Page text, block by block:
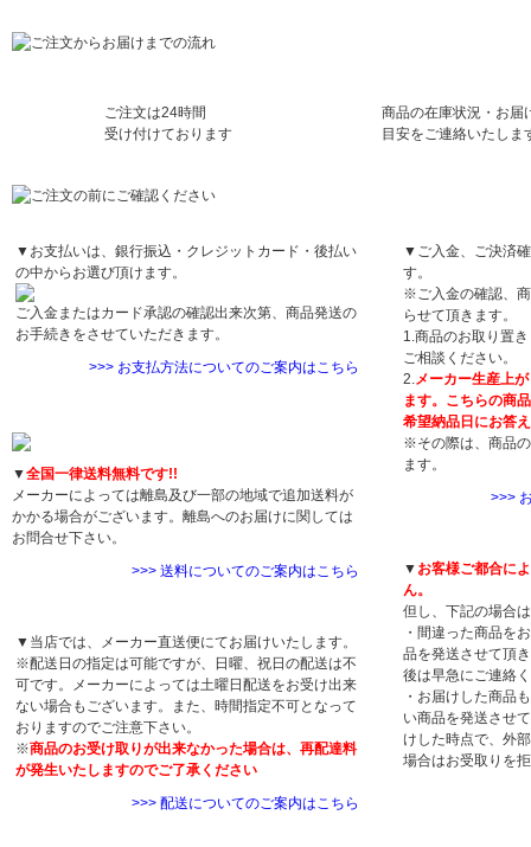
ご注文は24時間
受け付けております
商品の在庫状況・お届
目安をご連絡いたしま
▼お支払いは、銀行振込・クレジットカード・後払い
の中からお選び頂けます。
ご入金またはカード承認の確認出来次第、商品発送の
お手続きをさせていただきます。
>>> お支払方法についてのご案内はこちら
▼全国一律送料無料です!!
メーカーによっては離島及び一部の地域で追加送料が
かかる場合がございます。離島へのお届けに関しては
お問合せ下さい。
>>> 送料についてのご案内はこちら
▼当店では、メーカー直送便にてお届けいたします。
※配送日の指定は可能ですが、日曜、祝日の配送は不
可です。メーカーによっては土曜日配送をお受け出来
ない場合もございます。また、時間指定不可となって
おりますのでご注意下さい。
※商品のお受け取りが出来なかった場合は、再配達料
が発生いたしますのでご了承ください
>>> 配送についてのご案内はこちら
▼ご入金、ご決済
す。
※ご入金の確認、
らせて頂きます。
1.商品のお取り置
ご相談ください。
2.メーカー生産上
ます。こちらの商
希望納品日にお答
※その際は、商品
ます。
>>>
▼ お客様ご都合に
ん。
但し、下記の場合
・間違った商品を
品を発送させて頂
後は早急にご連絡
・お届けした商品
い商品を発送させ
けした時点で、外
場合はお受取りを